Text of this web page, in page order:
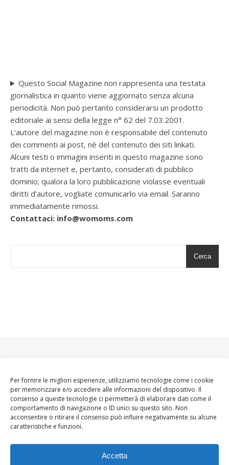
Per fornire le migliori esperienze, utilizziamo tecnologie come i cookie
per memorizzare e/o accedere alle informazioni del dispositivo. Il
consenso a queste tecnologie ci permetterà di elaborare dati come il
comportamento di navigazione o ID unici su questo sito. Non
acconsentire o ritirare il consenso può influire negativamente su alcune
caratteristiche e funzioni.
Accetta
Questo Social Magazine non rappresenta una testata
giornalistica in quanto viene aggiornato senza alcuna
periodicità. Non può pertanto considerarsi un prodotto
editoriale ai sensi della legge n° 62 del 7.03.2001.
L’autore del magazine non è responsabile del contenuto
dei commenti ai post, nè del contenuto dei siti linkati.
Alcuni testi o immagini inseriti in questo magazine sono
tratti da internet e, pertanto, considerati di pubblico
dominio; qualora la loro pubblicazione violasse eventuali
diritti d’autore, vogliate comunicarlo via email. Saranno
immediatamente rimossi.
Contattaci: info@womoms.com
Cerca